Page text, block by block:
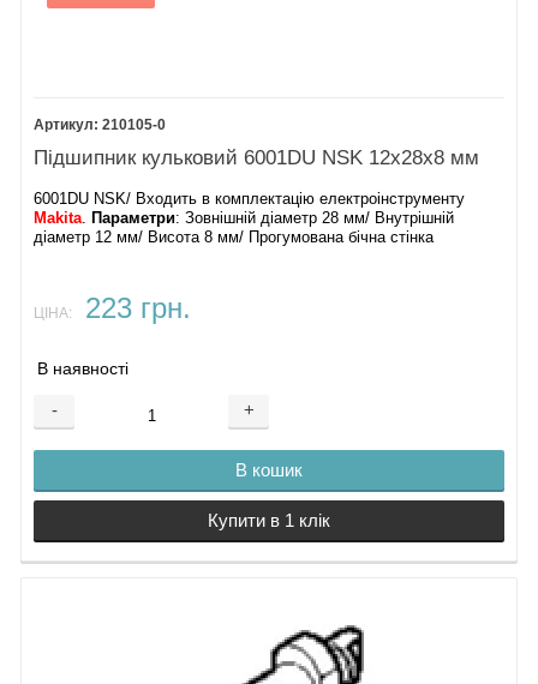
210105-0
Підшипник кульковий 6001DU NSK 12х28х8 мм
6001DU NSK/ Входить в комплектацію електроінструменту
Makita
Параметри: Зовнішній діаметр 28 мм/ Внутрішній
діаметр 12 мм/ Висота 8 мм/ Прогумована бічна стінка
ЦІНА: 223 грн.
В наявності
- +
В кошик
Купити в 1 клік